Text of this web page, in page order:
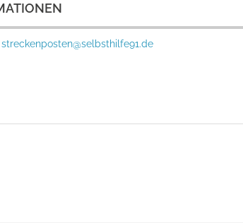
streckenposten@selbsthilfe91.de